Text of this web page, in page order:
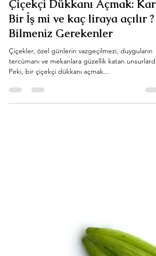
27 Haz 2025
3 dakikada okunur
Çiçekçi Dükkanı Açmak: Karlı
Bir İş mi ve kaç liraya açılır ?
Bilmeniz Gerekenler
Çiçekler, özel günlerin vazgeçilmezi, duyguların
Peki, bir çiçekçi dükkanı açmak...